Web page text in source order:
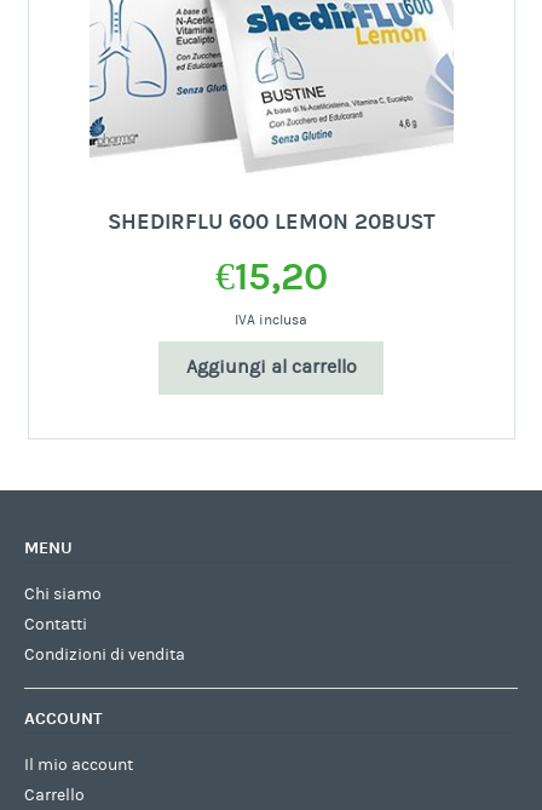
SHEDIRFLU 600 LEMON 20BUST
€15,20
IVA inclusa
Aggiungi al carrello
MENU
Chi siamo
Contatti
Condizioni di vendita
ACCOUNT
Il mio account
Carrello